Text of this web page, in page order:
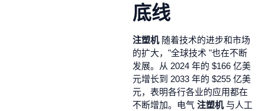
底线
注塑机随着技术的进步和市场
的扩大，"全球技术 "也在不断
发展。从 2024 年的 $166 亿美
元增长到 2033 年的 $255 亿美
元，表明各行各业的应用都在
不断增加。电气 注塑机与人工